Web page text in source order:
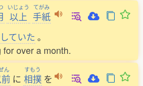
いじょう
以上
てがみ
手紙
ていた。
over a month.
ん
に
すもう
相撲 を